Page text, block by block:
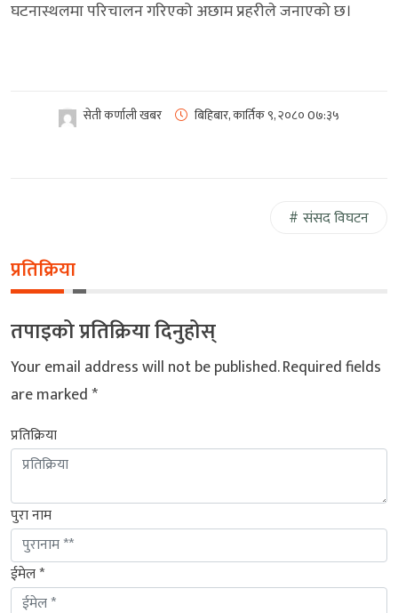
घटनास्थलमा परिचालन गरिएको अछाम प्रहरीले जनाएको छ।
सेती कर्णाली खबर बिहिबार, कार्तिक ९, २०८०0७:३५
संसद विघटन
प्रतिक्रिया
तपाइको प्रतिक्रिया दिनुहोस्
Your email address will not be published.Required fields
are marked*
प्रतिक्रिया
पुरा नाम
ईमेल *